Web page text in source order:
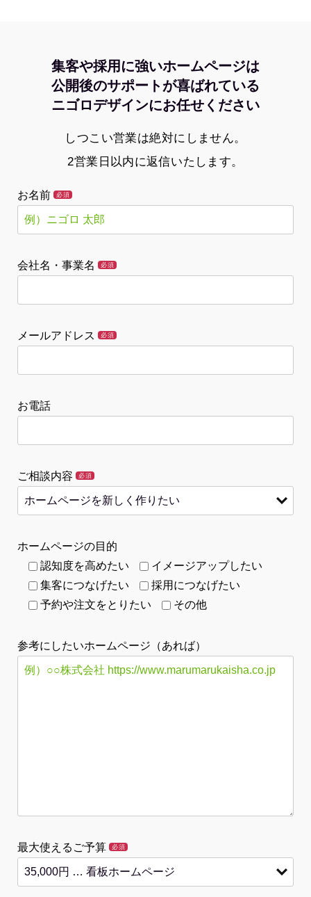
集客や採用に強いホームページは
公開後のサポートが喜ばれている
ニゴロデザインにお任せください
しつこい営業は絶対にしません。
2営業日以内に返信いたします。
お名前 必須
会社名・事業名 必須
メールアドレス 必須
お電話
ご相談内容 必須
ホームページの目的
認知度を高めたい
イメージアップしたい
集客につなげたい
採用につなげたい
予約や注文をとりたい
その他
参考にしたいホームページ（あれば）
最大使えるご予算 必須